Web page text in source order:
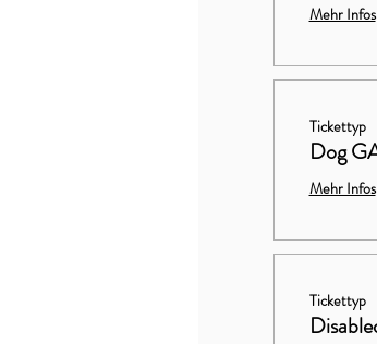
Mehr Infos
Tickettyp
Dog
Mehr Infos
Tickettyp